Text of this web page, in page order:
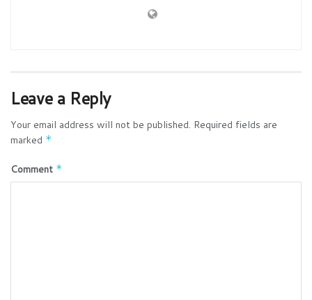
Leave a Reply
Your email address will not be published. Required fields are
marked *
Comment *